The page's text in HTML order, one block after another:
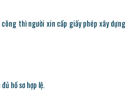
thì người xin cấp giấy phép xây dựng
hồ sơ hợp lệ.